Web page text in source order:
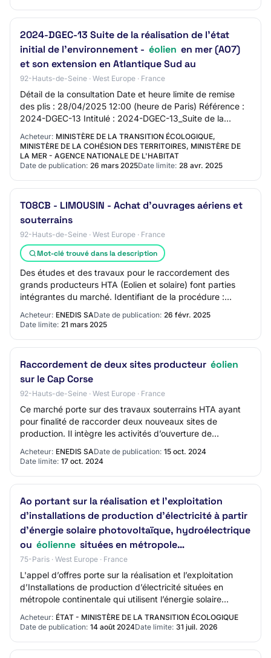
2024-DGEC-13 Suite de la réalisation de l'état
initial de l'environnement - éolien en mer (AO7)
et son extension en Atlantique Sud au
92-Hauts-de-Seine · West Europe · France
Détail de la consultation Date et heure limite de remise
des plis : 28/04/2025 12:00 (heure de Paris) Référence :
2024-DGEC-13 Intitulé : 2024-DGEC-13_Suite de la
réalisation de l'état initial de l'e…
Acheteur: MINISTÈRE DE LA TRANSITION ÉCOLOGIQUE,
MINISTÈRE DE LA COHÉSION DES TERRITOIRES, MINISTÈRE DE
LA MER - AGENCE NATIONALE DE L'HABITAT
Date de publication: 26 mars 2025Date limite: 28 avr. 2025
TO8CB - LIMOUSIN - Achat d'ouvrages aériens et
souterrains
92-Hauts-de-Seine · West Europe · France
Mot-clé trouvé dans la description
Des études et des travaux pour le raccordement des
grands producteurs HTA (Eolien et solaire) font parties
intégrantes du marché. Identifiant de la procédure :
Acheteur: ENEDIS SADate de publication: 26 févr. 2025
Date limite: 21 mars 2025
Raccordement de deux sites producteur éolien
sur le Cap Corse
92-Hauts-de-Seine · West Europe · France
Ce marché porte sur des travaux souterrains HTA ayant
pour finalité de raccorder deux nouveaux sites de
production. Il intègre les activités d’ouverture de
Acheteur: ENEDIS SADate de publication: 15 oct. 2024
Date limite: 17 oct. 2024
Ao portant sur la réalisation et l'exploitation
d'installations de production d'électricité à partir
d'énergie solaire photovoltaïque, hydroélectrique
ou éolienne situées en métropole…
75-Paris · West Europe · France
L'appel d’offres porte sur la réalisation et l’exploitation
d’Installations de production d’électricité situées en
métropole continentale qui utilisent l’énergie solaire
photovoltaïque, hydroélectriq…
Acheteur: ÉTAT - MINISTÈRE DE LA TRANSITION ÉCOLOGIQUE
Date de publication: 14 août 2024Date limite: 31 juil. 2026